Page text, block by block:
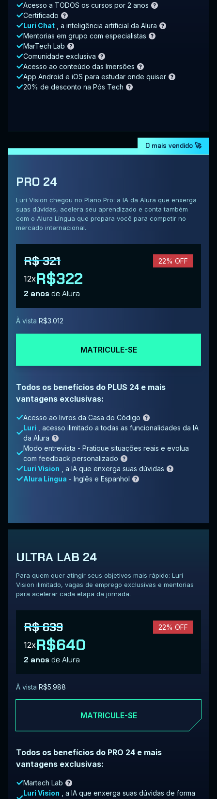
Acesso a TODOS os cursos por 2 anos
Certificado
Luri Chat
, a inteligência artificial da Alura
Mentorias em grupo com especialistas
MarTech Lab
Comunidade exclusiva
Acesso ao conteúdo das Imersões
App Android e iOS para estudar onde quiser
20% de desconto na Pós Tech
O mais vendido 🚀
PRO 24
Luri Vision chegou no Plano Pro: a IA da Alura que enxerga
suas dúvidas, acelera seu aprendizado e conta também
com o Alura Língua que prepara você para competir no
mercado internacional.
R$ 321 22% OFF
12xR$322
2 anosde Alura
À vista R$3.012
MATRICULE-SE
Todos os benefícios do PLUS 24 e mais
vantagens exclusivas:
Acesso ao livros da Casa do Código
Luri
, acesso ilimitado a todas as funcionalidades da IA
da Alura
Modo entrevista - Pratique situações reais e evolua
com feedback personalizado
Luri Vision
, a IA que enxerga suas dúvidas
Alura Língua - Inglês e Espanhol
ULTRA LAB 24
Para quem quer atingir seus objetivos mais rápido: Luri
Vision ilimitado, vagas de emprego exclusivas e mentorias
para acelerar cada etapa da jornada.
R$ 639 22% OFF
12xR$640
2 anosde Alura
À vista R$5.988
MATRICULE-SE
Todos os benefícios do PRO 24 e mais
vantagens exclusivas:
Martech Lab
Luri Vision
, a IA que enxerga suas dúvidas de forma